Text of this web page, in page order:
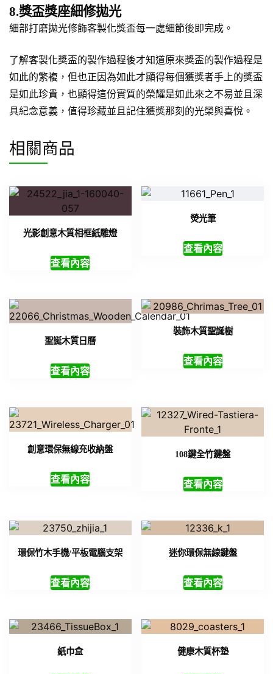
8.獎盃獎座細修拋光
細部打磨拋光修飾客製化獎盃每一處細節後即完成。
了解客製化獎盃的製作過程後才知道原來獎盃的製作過程是
如此的繁複，但也正因為如此才顯得每個獲獎者手上的獎盃
是如此珍貴，也顯得這份實質的榮耀是如此來之不易並且深
具紀念意義，值得珍藏並且記住獲獎那刻的光榮與喜悅。
相關商品
光影創意木質相框紙雕燈
查看內容
熒光筆
查看內容
聖誕木質日曆
查看內容
裝飾木質聖誕樹
查看內容
創意環保無線充收納盤
查看內容
108鍵全竹鍵盤
查看內容
環保竹木手機/平板電腦支架
查看內容
迷你環保無線鍵盤
查看內容
紙巾盒 健康木質杯墊